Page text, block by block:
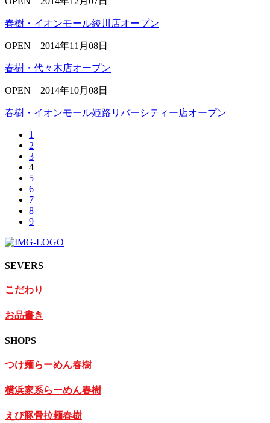
春樹・イオンモール綾川店オープン
OPEN 2014年11月08日
春樹・代々木店オープン
OPEN 2014年10月08日
春樹・イオンモール姫路リバーシティー店オープン
1
2
3
4
5
6
7
8
9
SEVERS
こだわり
お品書き
SHOPS
つけ麺らーめん春樹
横浜家系らーめん春樹
えび豚骨拉麺春樹